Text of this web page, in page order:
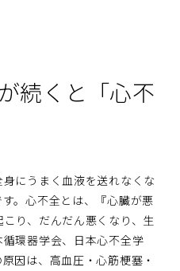
続くと「心不
にうまく血液を送れなくな
。心不全とは、『心臓が悪
り、だんだん悪くなり、生
環器学会、日本心不全学
因は、高血圧・心筋梗塞・